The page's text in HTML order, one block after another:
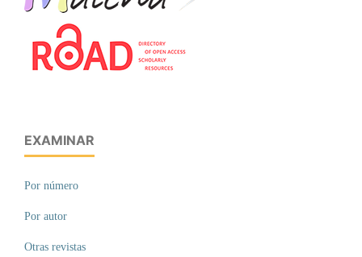
EXAMINAR
Por número
Por autor
Otras revistas